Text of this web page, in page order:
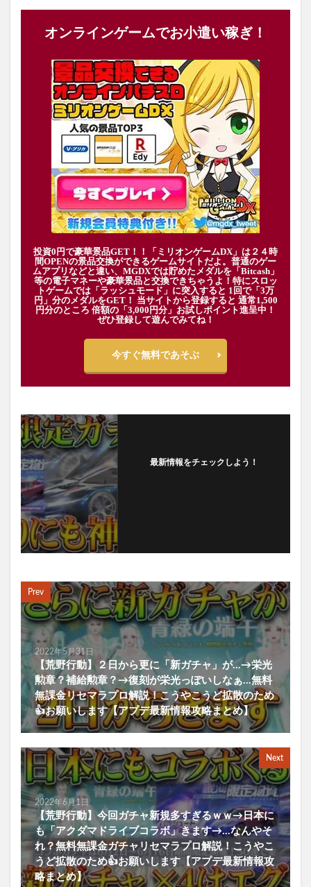
オンラインゲームでお小遣い稼ぎ！
投資0円で豪華景品GET！！「ミリオンゲームDX」は２４時
間OPENの景品交換ができるゲームサイトだよ。普通のゲー
ムアプリなどと違い、MGDXでは貯めたメダルを「Bitcash」
等の電子マネーや豪華景品と交換できちゃうよ！特にスロッ
トゲームでは「ラッシュモード」に突入すると 1回で「3万
円」分のメダルをGET！ 当サイトから登録すると 通常1,500
円分のところ 倍額の「3,000円分」お試しポイント進呈中！
ぜひ登録して遊んでみてね！
今すぐ無料であそぶ
最新情報をチェックしよう！
Prev
2022年5月31日
【荒野行動】２日から更に「新ガチャ」が…→栄光
勲章？補給勲章？→復刻が栄光っぽいしなぁ…無料
無課金リセマラプロ解説！こうやこうど拡散のため
👍お願いします【アプデ最新情報攻略まとめ】
Next
2022年6月1日
【荒野行動】今回ガチャ新規多すぎるｗｗ→日本に
も「アクダマドライブコラボ」きます→…なんやそ
れ？無料無課金ガチャリセマラプロ解説！こうやこ
うど拡散のため👍お願いします【アプデ最新情報攻
略まとめ】